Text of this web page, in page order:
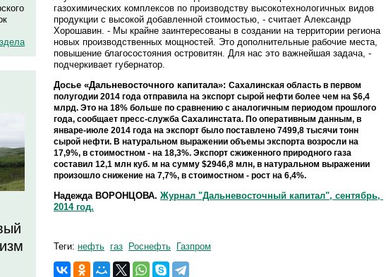
газохимических комплексов по производству высокотехнологичных видов
продукции с высокой добавленной стоимостью, - считает Александр
Хорошавин. - Мы крайне заинтересованы в создании на территории региона
новых производственных мощностей. Это дополнительные рабочие места,
повышение благосостояния островитян. Для нас это важнейшая задача, -
подчеркивает губернатор.
Досье «Дальневосточного капитала»: Сахалинская область в первом
полугодии 2014 года отправила на экспорт сырой нефти более чем на $6,4
млрд. Это на 18% больше по сравнению с аналогичным периодом прошлого
года, сообщает пресс-служба Сахалинстата. По оперативным данным, в
январе-июле 2014 года на экспорт было поставлено 7499,8 тысячи тонн
сырой нефти. В натуральном выражении объемы экспорта возросли на
17,9%, в стоимостном - на 18,3%. Экспорт сжиженного природного газа
составил 12,1 млн куб. м на сумму $2946,8 млн, в натуральном выражении
произошло снижение на 7,7%, в стоимостном - рост на 6,4%.
Надежда ВОРОНЦОВА. Журнал "Дальневосточный капитал", сентябрь,
2014 год.
Теги: нефть газ Роснефть Газпром